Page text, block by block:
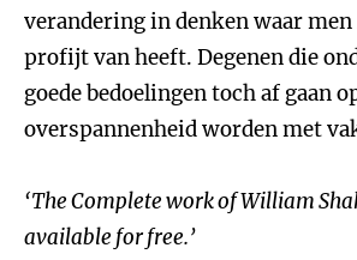
verandering in denken waar
profijt van heeft. Degenen die
goede bedoelingen toch af gaan
overspannenheid worden met
‘The Complete work of William
available for free.’